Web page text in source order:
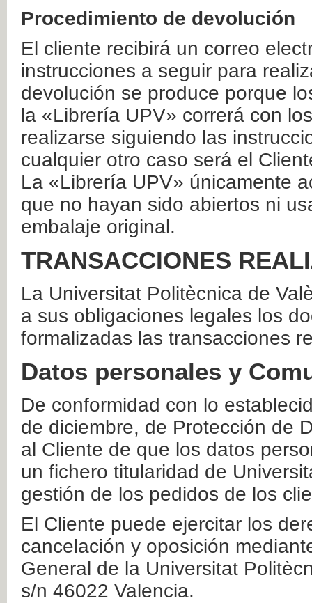
Procedimiento de devolución
El cliente recibirá un correo
instrucciones a seguir para
devolución se produce porque
la «Librería UPV» correrá con
realizarse siguiendo las
cualquier otro caso será el
La «Librería UPV» únicamente
que no hayan sido abiertos ni
embalaje original.
TRANSACCIONES
La Universitat Politècnica de
a sus obligaciones legales los
formalizadas las transacciones
Datos personales y
De conformidad con lo
de diciembre, de Protección de
al Cliente de que los datos
un fichero titularidad de
gestión de los pedidos de los
El Cliente puede ejercitar los
cancelación y oposición
General de la Universitat
s/n 46022 Valencia.